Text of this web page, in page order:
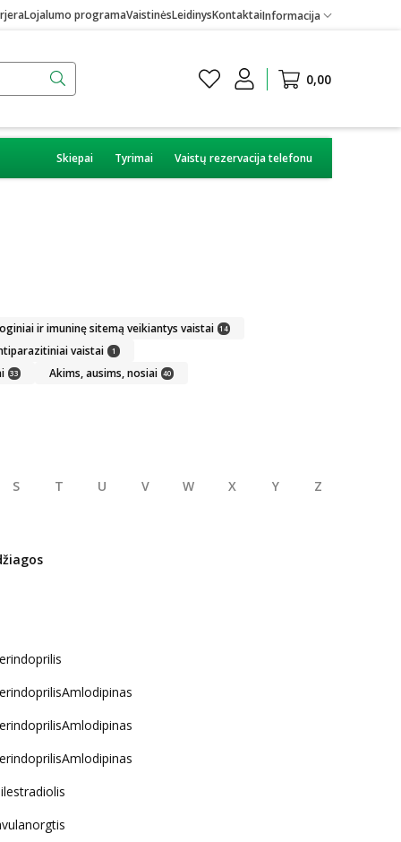
Lojalumo programaVaistinėsLeidinysKontaktaiInformacija
0,00
Skiepai Tyrimai Vaistų rezervacija telefonu
ir imuninę sitemą veikiantys vaistai 14
vaistai 1
33 Akims, ausims, nosiai 40
S T U V W X Y Z